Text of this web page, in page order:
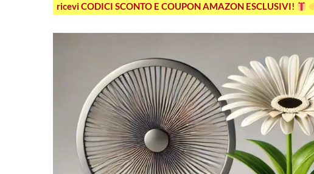
ricevi CODICI SCONTO E COUPON AMAZON ESCLUSIVI!